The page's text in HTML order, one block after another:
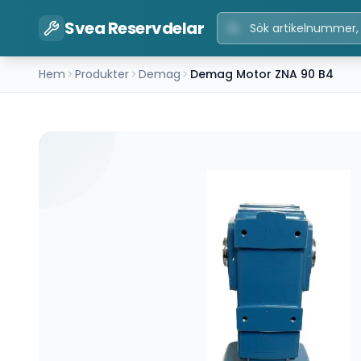
Svea Reservdelar
Hem Produkter Demag Demag Motor ZNA 90 B4